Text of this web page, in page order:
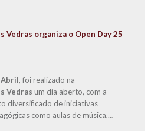
Vedras organiza o Open Day 25
Abril, foi realizado na
Vedras um dia aberto, com a
diversificado de iniciativas
como aulas de música,